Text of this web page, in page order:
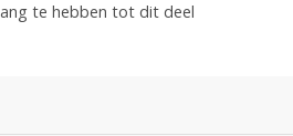
te hebben tot dit deel